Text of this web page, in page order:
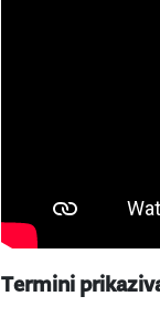
Termini